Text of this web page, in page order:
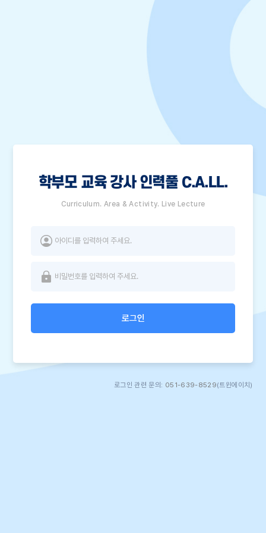
학부모 교육 강사 인력풀 C.A.LL.
Curriculum. Area & Activity. Live Lecture
로그인
로그인 관련 문의: 051-639-8529(트윈에이치)